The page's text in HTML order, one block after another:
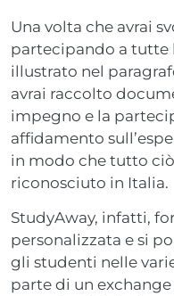
Una volta che avrai
partecipando a tutte
illustrato nel
avrai raccolto
impegno e la
affidamento
in modo che tutto
riconosciuto in Italia.
StudyAway, infatti,
personalizzata e si
gli studenti nelle
parte di un